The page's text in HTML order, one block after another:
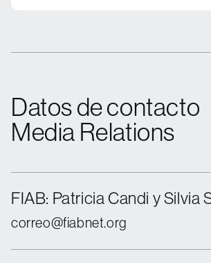
Datos de contacto
Media Relations
FIAB: Patricia Candi y Silvia
correo@fiabnet.org